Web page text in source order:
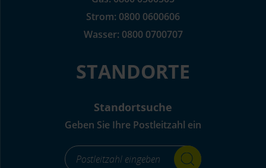
Strom: 0800 0600606
Wasser: 0800 0700707
STANDORTE
Standortsuche
Geben Sie Ihre Postleitzahl ein
footer_standortsuche_Label-